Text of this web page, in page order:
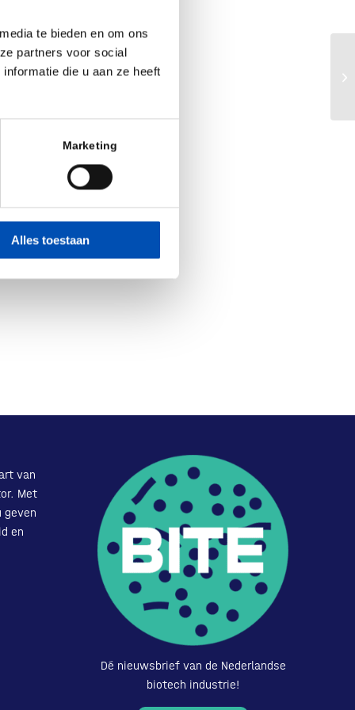
te bieden en om ons
partners voor social
die u aan ze heeft
Marketing
Alles toestaan
van
Met
geven
en
Dé nieuwsbrief van de Nederlandse
biotech industrie!